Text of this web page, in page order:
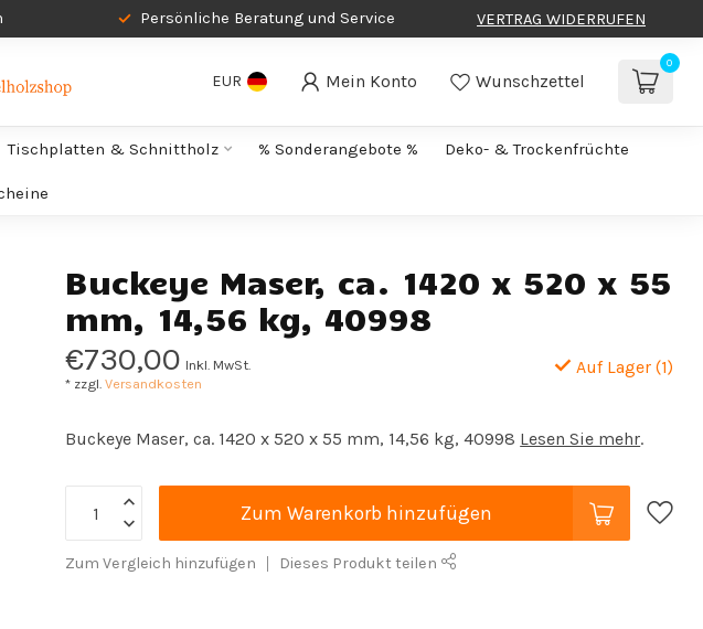
Persönliche Beratung und Service VERTRAG WIDERRUFEN
EUR Mein Konto Wunschzettel
0
Tischplatten & Schnittholz % Sonderangebote % Deko- & Trockenfrüchte
Buckeye Maser, ca. 1420 x 520 x 55
mm, 14,56 kg, 40998
€730,00 Inkl. MwSt.
* zzgl.Versandkosten
Auf Lager (1)
Buckeye Maser, ca. 1420 x 520 x 55 mm, 14,56 kg, 40998 Lesen Sie mehr.
Zum Warenkorb hinzufügen
Zum Vergleich hinzufügen Dieses Produkt teilen